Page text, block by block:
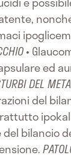
•
ed
DEL
del
bilancio